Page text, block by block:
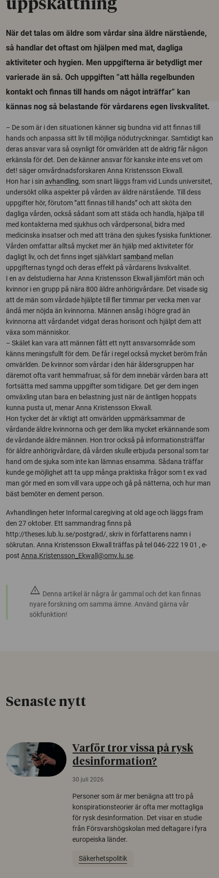
uppskattning
När det talas om äldre som vårdar sina äldre närstående,
så handlar det oftast om hjälpen med mat, dagliga
aktiviteter och hygien. Men uppgifterna är betydligt mer
varierade än så. Och uppgiften ”att hålla regelbunden
kontakt och finnas till hands om något inträffar” kan
kännas nog så belastande för vårdarens egen livskvalitet.
– De som är i den situationen känner sig bundna vid att finnas till
hands och anpassa sitt liv till möjliga nödutryckningar. Samtidigt kan
deras ansvar vara så osynligt för omvärlden att de aldrig får någon
erkänsla för det. Den de känner ansvar för kanske inte ens vet om
det! säger omvårdnadsforskaren Anna Kristensson Ekwall.
Hon har i sin avhandling, som snart läggs fram vid Lunds universitet,
undersökt olika aspekter på vården av äldre närstående. Till dess
uppgifter hör, förutom ”att finnas till hands” och att sköta den
dagliga vården, också sådant som att städa och handla, hjälpa till
med kontakterna med sjukhus och vårdpersonal, bidra med
medicinska insatser och med att träna den sjukes fysiska funktioner.
Vården omfattar alltså mycket mer än hjälp med aktiviteter för
dagligt liv, och det finns inget självklart samband mellan
uppgifternas tyngd och deras effekt på vårdarens livskvalitet.
I en av delstudierna har Anna Kristensson Ekwall jämfört män och
kvinnor i en grupp på nära 800 äldre anhörigvårdare. Det visade sig
att de män som vårdade hjälpte till fler timmar per vecka men var
ändå mer nöjda än kvinnorna. Männen ansåg i högre grad än
kvinnorna att vårdandet vidgat deras horisont och hjälpt dem att
växa som människor.
– Skälet kan vara att männen fått ett nytt ansvarsområde som
känns meningsfullt för dem. De får i regel också mycket beröm från
omvärlden. De kvinnor som vårdar i den här åldersgruppen har
däremot ofta varit hemmafruar, så för dem innebär vården bara att
fortsätta med samma uppgifter som tidigare. Det ger dem ingen
omväxling utan bara en belastning just när de äntligen hoppats
kunna pusta ut, menar Anna Kristensson Ekwall.
Hon tycker det är viktigt att omvärlden uppmärksammar de
vårdande äldre kvinnorna och ger dem lika mycket erkännande som
de vårdande äldre männen. Hon tror också på informationsträffar
för äldre anhörigvårdare, då vården skulle erbjuda personal som tar
hand om de sjuka som inte kan lämnas ensamma. Sådana träffar
kunde ge möjlighet att ta upp många praktiska frågor som t ex vad
man gör med en som vill vara uppe och gå på nätterna, och hur man
bäst bemöter en dement person.
Avhandlingen heter Informal caregiving at old age och läggs fram
den 27 oktober. Ett sammandrag finns på
http://theses.lub.lu.se/postgrad/, skriv in författarens namn i
sökrutan. Anna Kristensson Ekwall träffas på tel 046-222 19 01 , e-
post Anna.Kristensson_Ekwall@omv.lu.se.
warning Denna artikel är några år gammal och det kan finnas
nyare forskning om samma ämne. Använd gärna vår
sökfunktion!
Senaste nytt
Varför tror vissa på rysk
desinformation?
30 juli 2026
Personer som är mer benägna att tro på
konspirationsteorier är ofta mer mottagliga
för rysk desinformation. Det visar en studie
från Försvarshögskolan med deltagare i fyra
europeiska länder.
Säkerhetspolitik